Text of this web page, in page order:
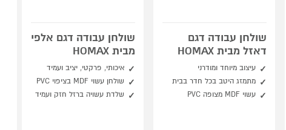
שולחן עבודה דגם
דאזל מבית HOMAX
עיצוב מיוחד ומודרני
מתמזג היטב בכל חדר בבית
עשוי MDF מצופה PVC
שולחן עבודה דגם אלפי
מבית HOMAX
איכותי, פרקטי, יציב ועמיד
שולחן עשוי MDF בציפוי PVC
שלדת עשויה ברזל חזק ועמיד